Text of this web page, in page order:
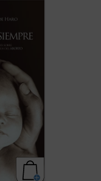
valor de
del
en